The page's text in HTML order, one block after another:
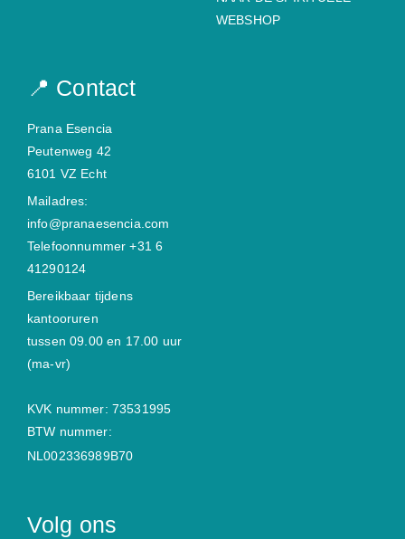
WEBSHOP
📍 Contact
Prana Esencia
Peutenweg 42
6101 VZ Echt
Mailadres:
info@pranaesencia.com
Telefoonnummer +31 6
41290124
Bereikbaar tijdens
kantooruren
tussen 09.00 en 17.00 uur
(ma-vr)
KVK nummer: 73531995
BTW nummer:
NL002336989B70
Volg ons